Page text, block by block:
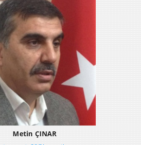
Metin ÇINAR